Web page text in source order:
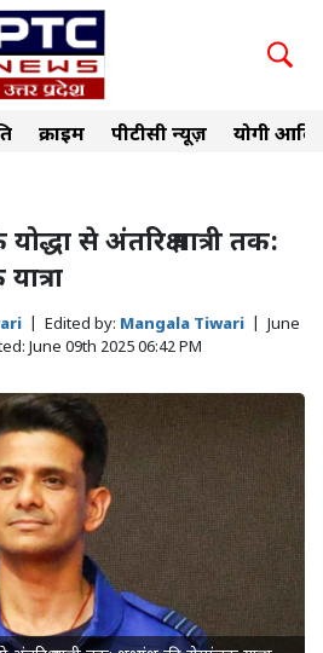
क्राइम पीटीसी न्यूज़ योगी
से अंतरिक्ष यात्री तक:
Edited by: Mangala Tiwari
June
June 09th 2025 06:42 PM